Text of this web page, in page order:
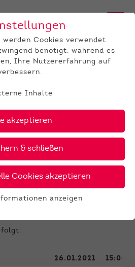
Körung LIVE
seien Sie dabei
einzelnen Fleischrinder-
folgt:
26.01.2021 15:00
Cookies verwendet.
benötigt, während es
Ihre Nutzererfahrung auf
Inhalte
akzeptieren
& schließen
Cookies akzeptieren
benötigt. Dadurch ist
anzeigen